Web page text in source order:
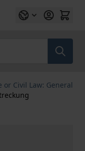
or Civil Law: General